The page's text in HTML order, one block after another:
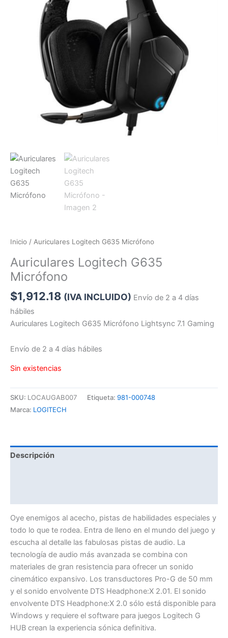
Inicio / Auriculares Logitech G635 Micrófono
Auriculares Logitech G635
Micrófono
$1,912.18 (IVA INCLUIDO) Envío de 2 a 4 días
hábiles
Auriculares Logitech G635 Micrófono Lightsync 7.1 Gaming
Envío de 2 a 4 días hábiles
Sin existencias
SKU: LOCAUGAB007 Etiqueta: 981-000748
Marca: LOGITECH
Descripción
Oye enemigos al acecho, pistas de habilidades especiales y
todo lo que te rodea. Entra de lleno en el mundo del juego y
escucha al detalle las fabulosas pistas de audio. La
tecnología de audio más avanzada se combina con
materiales de gran resistencia para ofrecer un sonido
cinemático expansivo. Los transductores Pro-G de 50 mm
y el sonido envolvente DTS Headphone:X 2.01. El sonido
envolvente DTS Headphone:X 2.0 sólo está disponible para
Windows y requiere el software para juegos Logitech G
HUB crean la experiencia sónica definitiva.